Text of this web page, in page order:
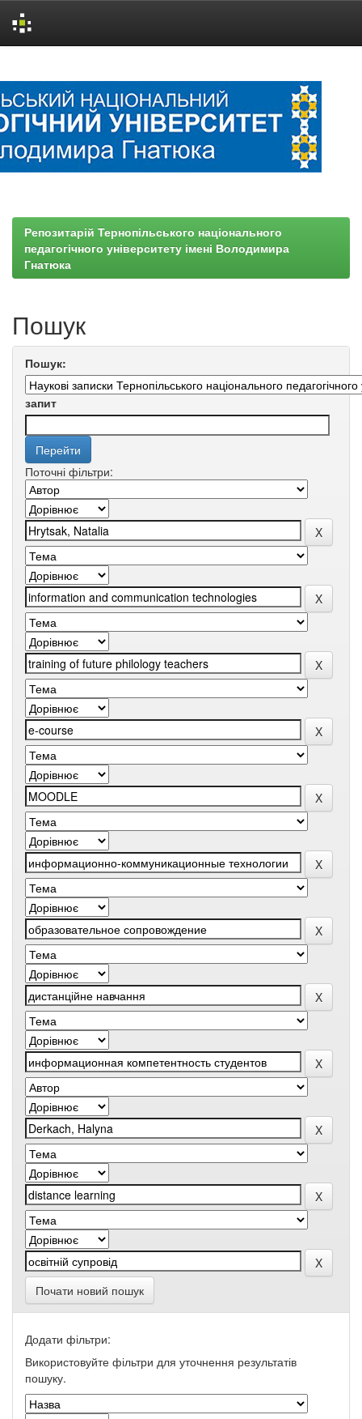
Репозитарій Тернопільського національного
педагогічного університету імені Володимира
Гнатюка
Пошук
Пошук:
запит
Поточні фільтри:
Почати новий пошук
Додати фільтри:
Використовуйте фільтри для уточнення результатів
пошуку.